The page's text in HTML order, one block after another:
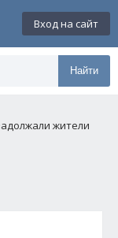
Вход на сайт
Найти
жители